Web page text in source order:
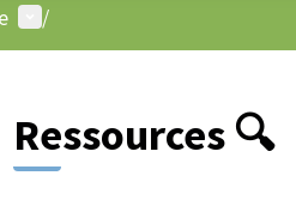
Menu utilisateur
/
Ressources 🔍